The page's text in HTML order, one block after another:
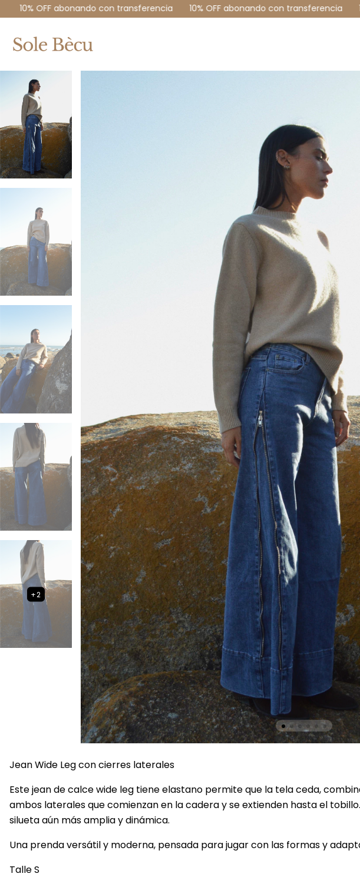
con transferencia 10% OFF abonando con transferencia 10% OFF abonando
+2
Jean Wide Leg con cierres laterales
Este jean de calce wide leg tiene elastano permite que la tela ceda,
ambos laterales que comienzan en la cadera y se extienden hasta el
silueta aún más amplia y dinámica.
Una prenda versátil y moderna, pensada para jugar con las formas y
Talle S